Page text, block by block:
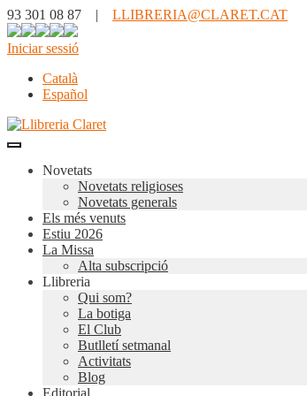
93 301 08 87 | LLIBRERIA@CLARET.CAT
Iniciar sessió
Català
Español
Novetats
Novetats religioses
Novetats generals
Els més venuts
Estiu 2026
La Missa
Alta subscripció
Llibreria
Qui som?
La botiga
El Club
Butlletí setmanal
Activitats
Blog
Editorial